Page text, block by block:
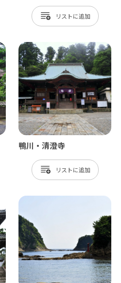
リスト
鴨川・清澄寺
リスト